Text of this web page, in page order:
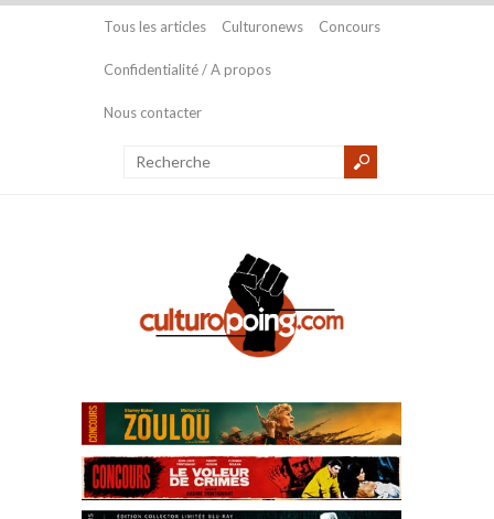
Tous les articles Culturonews Concours
Confidentialité / A propos
Nous contacter